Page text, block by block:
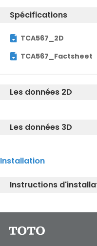
Spécifications
TCA567_2D
TCA567_Factsheet
Les données 2D
Les données 3D
TCA567_3D_IGS
Installation
Instructions